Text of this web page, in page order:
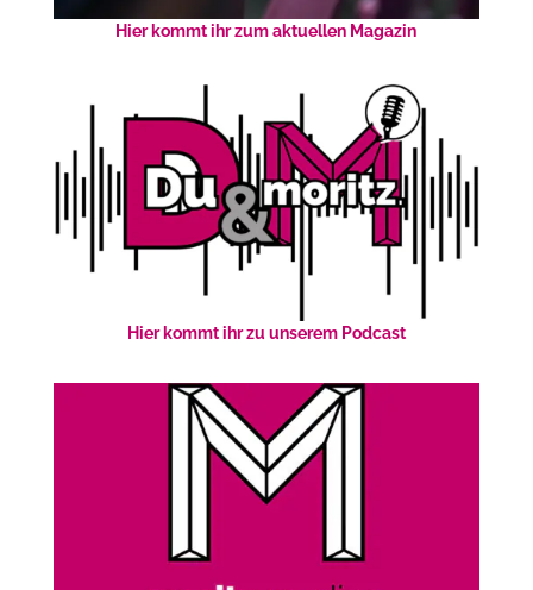
Hier kommt ihr zum aktuellen Magazin
Hier kommt ihr zu unserem Podcast